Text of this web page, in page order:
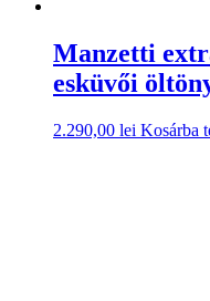
Manzetti
esküvői
2.290,00 lei Kosárba